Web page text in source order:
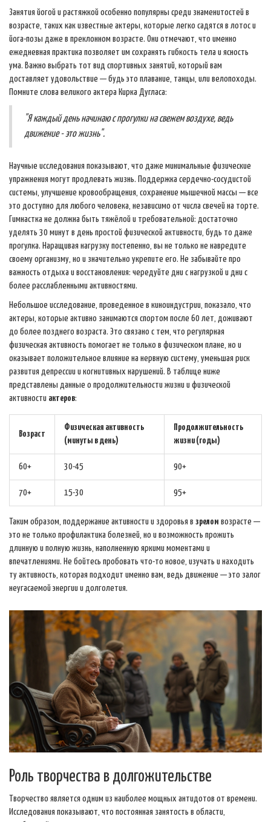
Занятия йогой и растяжкой особенно популярны среди знаменитостей в
возрасте, таких как известные актеры, которые легко садятся в лотос и
йога-позы даже в преклонном возрасте. Они отмечают, что именно
ежедневная практика позволяет им сохранять гибкость тела и ясность
ума. Важно выбрать тот вид спортивных занятий, который вам
доставляет удовольствие — будь это плавание, танцы, или велопоходы.
Помните слова великого актера Кирка Дугласа:
"Я каждый день начинаю с прогулки на свежем воздухе, ведь
движение - это жизнь".
Научные исследования показывают, что даже минимальные физические
упражнения могут продлевать жизнь. Поддержка сердечно-сосудистой
системы, улучшение кровообращения, сохранение мышечной массы — все
это доступно для любого человека, независимо от числа свечей на торте.
Гимнастка не должна быть тяжёлой и требовательной: достаточно
уделять 30 минут в день простой физической активности, будь то даже
прогулка. Наращивая нагрузку постепенно, вы не только не навредите
своему организму, но и значительно укрепите его. Не забывайте про
важность отдыха и восстановления: чередуйте дни с нагрузкой и дни с
более расслабленными активностями.
Небольшое исследование, проведенное в киноиндустрии, показало, что
актеры, которые активно занимаются спортом после 60 лет, доживают
до более позднего возраста. Это связано с тем, что регулярная
физическая активность помогает не только в физическом плане, но и
оказывает положительное влияние на нервную систему, уменьшая риск
развития депрессии и когнитивных нарушений. В таблице ниже
представлены данные о продолжительности жизни и физической
активности актеров:
Возраст
Физическая активность
(минуты в день)
Продолжительность
жизни (годы)
60+ 30-45 90+
70+ 15-30 95+
Таким образом, поддержание активности и здоровья в зрелом возрасте —
это не только профилактика болезней, но и возможность прожить
длинную и полную жизнь, наполненную яркими моментами и
впечатлениями. Не бойтесь пробовать что-то новое, изучать и находить
ту активность, которая подходит именно вам, ведь движение — это залог
неугасаемой энергии и долголетия.
Роль творчества в долгожительстве
Творчество является одним из наиболее мощных антидотов от времени.
Исследования показывают, что постоянная занятость в области,